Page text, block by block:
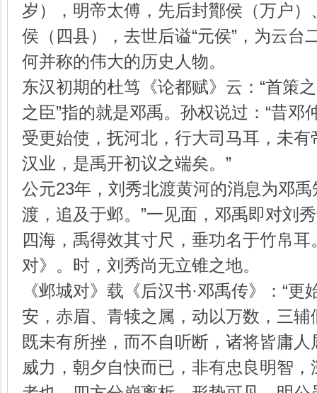
岁），明帝太傅，先后封酇侯（万户
侯（四县），去世后谥“元侯”，为云台
何并称的伟大的历史人物。
东汉初期的杜笃《论都赋》云：“首策
之臣”指的就是邓禹。孙权说过：“昔邓
受更始使，抚河北，行大司马耳，未
汉业，是禹开初议之端矣。”
公元23年，刘秀北渡黄河的消息为邓禹
渡，追及于邺。”一见面，邓禹即对刘
四海，禹得效其寸尺，垂功名于竹帛耳
对》。时，刘秀尚无立锥之地。
《邺城对》载《后汉书·邓禹传》：“
安，赤眉、青犊之属，动以万数，三
既未有所挫，而不自听断，诸将皆庸
威力，朝夕自快而已，非有忠良明智